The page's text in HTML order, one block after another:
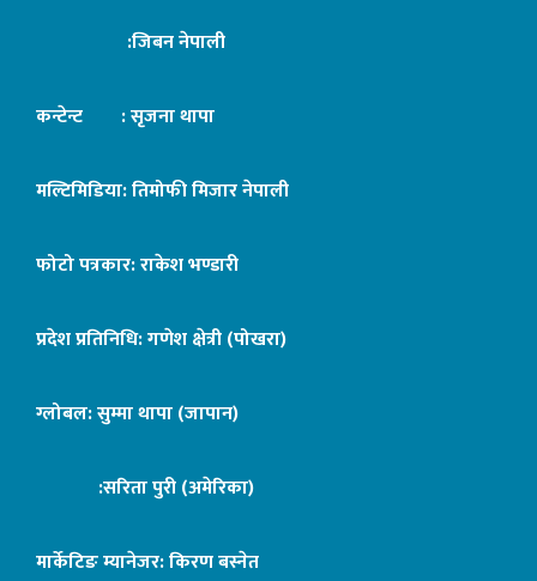
:जिबन नेपाली
कन्टेन्ट : सृजना थापा
मल्टिमिडिया: तिमोफी मिजार नेपाली
फोटो पत्रकार: राकेश भण्डारी
प्रदेश प्रतिनिधि: गणेश क्षेत्री (पोखरा)
ग्लोबल: सुम्मा थापा (जापान)
:सरिता पुरी (अमेरिका)
मार्केटिङ म्यानेजर: किरण बस्नेत